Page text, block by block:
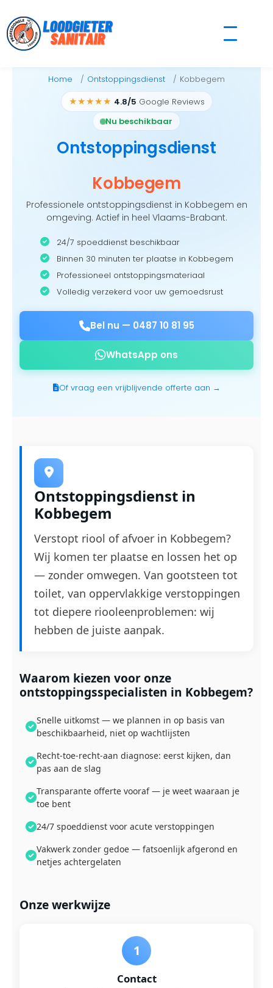
to
content
Home Ontstoppingsdienst Kobbegem
★★★★★ 4.8/5 Google Reviews
Nu beschikbaar
Ontstoppingsdienst
Kobbegem
Professionele ontstoppingsdienst in Kobbegem en
omgeving. Actief in heel Vlaams-Brabant.
24/7 spoeddienst beschikbaar
Binnen 30 minuten ter plaatse in Kobbegem
Professioneel ontstoppingsmateriaal
Volledig verzekerd voor uw gemoedsrust
Bel nu — 0487 10 81 95
WhatsApp ons
Of vraag een vrijblijvende offerte aan →
Ontstoppingsdienst in
Kobbegem
Verstopt riool of afvoer in Kobbegem?
Wij komen ter plaatse en lossen het op
— zonder omwegen. Van gootsteen tot
toilet, van oppervlakkige verstoppingen
tot diepere riooleenproblemen: wij
hebben de juiste aanpak.
Waarom kiezen voor onze
ontstoppingsspecialisten in Kobbegem?
Snelle uitkomst — we plannen in op basis van
beschikbaarheid, niet op wachtlijsten
Recht-toe-recht-aan diagnose: eerst kijken, dan
pas aan de slag
Transparante offerte vooraf — je weet waaraan je
toe bent
24/7 spoeddienst voor acute verstoppingen
Vakwerk zonder gedoe — fatsoenlijk afgerond en
netjes achtergelaten
Onze werkwijze
1
Contact